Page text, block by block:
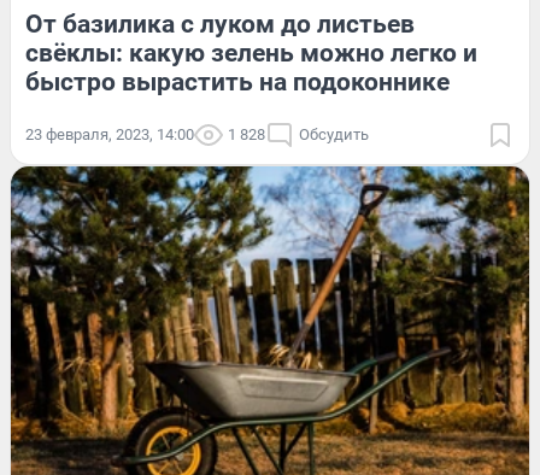
От базилика с луком до листьев
свёклы: какую зелень можно легко и
быстро вырастить на подоконнике
23 февраля, 2023, 14:00 1 828 Обсудить